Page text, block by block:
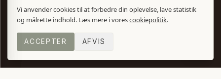
Cookiepolitik
2026Villa No. 8. Alle rettigheder forbeholdes.
Vi anvender cookies til at forbedre din oplevelse, lave statistik
og målrette indhold. Læs mere i vorescookiepolitik.
ACCEPTER AFVIS